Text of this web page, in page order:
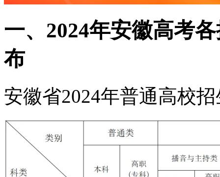
一、2024年安徽高考
布
安徽省2024年普通高校